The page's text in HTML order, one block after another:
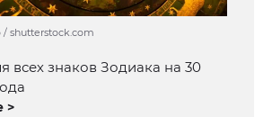
/ shutterstock.com
всех знаков Зодиака на 30
>